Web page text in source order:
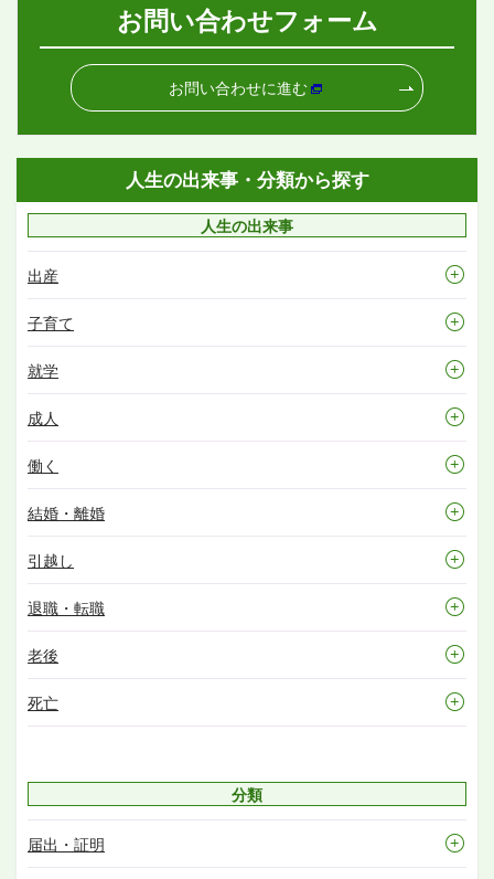
お問い合わせフォーム
お問い合わせに進む
人生の出来事・分類から探す
人生の出来事
出産
子育て
就学
成人
働く
結婚・離婚
引越し
退職・転職
老後
死亡
分類
届出・証明